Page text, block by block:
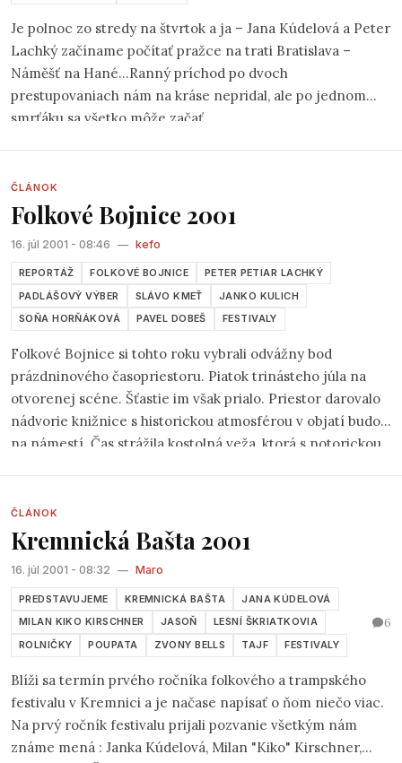
Je polnoc zo stredy na štvrtok a ja – Jana Kúdelová a Peter
Lachký začíname počítať pražce na trati Bratislava –
Náměšť na Hané...Ranný príchod po dvoch
prestupovaniach nám na kráse nepridal, ale po jednom
smrťáku sa všetko môže začať.
ČLÁNOK
Folkové Bojnice 2001
16. júl 2001 - 08:46 — kefo
REPORTÁŽ FOLKOVÉ BOJNICE
PETER PETIAR LACHKÝ
PADLÁŠOVÝ VÝBER
SLÁVO KMEŤ
JANKO KULICH
SOŇA HORŇÁKOVÁ
PAVEL DOBEŠ FESTIVALY
Folkové Bojnice si tohto roku vybrali odvážny bod
prázdninového časopriestoru. Piatok trinásteho júla na
otvorenej scéne. Šťastie im však prialo. Priestor darovalo
nádvorie knižnice s historickou atmosférou v objatí budov
na námestí. Čas strážila kostolná veža, ktorá s notorickou
tomu všetkému vdýchli všetci prítomní, ktorých bolo tak
akurát aj na jednej aj na druhej strane "opony".
ČLÁNOK
Kremnická Bašta 2001
16. júl 2001 - 08:32 — Maro
PREDSTAVUJEME KREMNICKÁ BAŠTA
JANA KÚDELOVÁ
MILAN KIKO KIRSCHNER
JASOŇ
LESNÍ ŠKRIATKOVIA
ROLNIČKY
POUPATA ZVONY BELLS TAJF FESTIVALY
6
Blíži sa termín prvého ročníka folkového a trampského
festivalu v Kremnici a je načase napísať o ňom niečo viac.
Na prvý ročník festivalu prijali pozvanie všetkým nám
známe mená : Janka Kúdelová, Milan "Kiko" Kirschner,